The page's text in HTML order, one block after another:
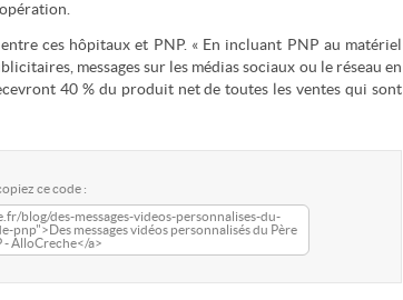
ces hôpitaux et PNP. « En incluant PNP au matériel
messages sur les médias sociaux ou le réseau en
40 % du produit net de toutes les ventes qui sont
ce code :
blog/des-messages-videos-personnalises-du-
pnp">Des messages vidéos personnalisés du Père
- AlloCreche</a>